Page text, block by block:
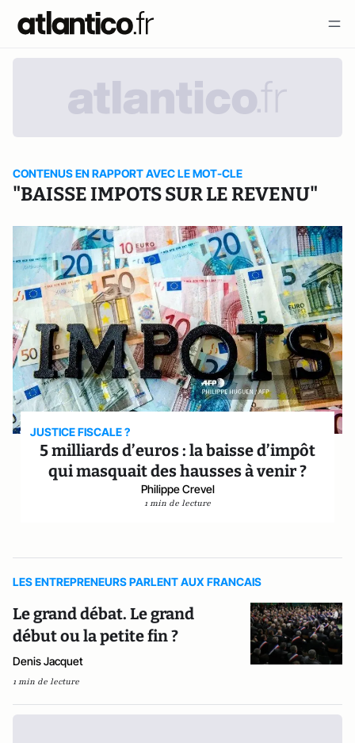
CONTENUS EN RAPPORT AVEC LE MOT-CLE
"BAISSE IMPOTS SUR LE REVENU"
JUSTICE FISCALE ?
5 milliards d’euros : la baisse d’impôt
qui masquait des hausses à venir ?
Philippe Crevel
1 min de lecture
LES ENTREPRENEURS PARLENT AUX FRANCAIS
Le grand débat. Le grand
début ou la petite fin ?
Denis Jacquet
1 min de lecture